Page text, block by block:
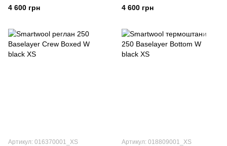
4 600 грн
S
4 600 грн
Артикул: 016370001_XS Артикул: 018809001_XS